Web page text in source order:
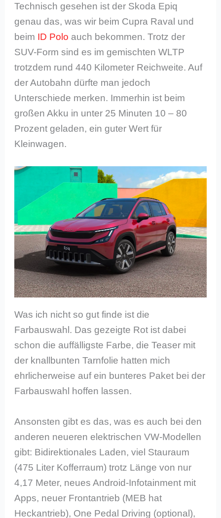
Technisch gesehen ist der Skoda Epiq
genau das, was wir beim Cupra Raval und
beim ID Polo auch bekommen. Trotz der
SUV-Form sind es im gemischten WLTP
trotzdem rund 440 Kilometer Reichweite. Auf
der Autobahn dürfte man jedoch
Unterschiede merken. Immerhin ist beim
großen Akku in unter 25 Minuten 10 – 80
Prozent geladen, ein guter Wert für
Kleinwagen.
Was ich nicht so gut finde ist die
Farbauswahl. Das gezeigte Rot ist dabei
schon die auffälligste Farbe, die Teaser mit
der knallbunten Tarnfolie hatten mich
ehrlicherweise auf ein bunteres Paket bei der
Farbauswahl hoffen lassen.
Ansonsten gibt es das, was es auch bei den
anderen neueren elektrischen VW-Modellen
gibt: Bidirektionales Laden, viel Stauraum
(475 Liter Kofferraum) trotz Länge von nur
4,17 Meter, neues Android-Infotainment mit
Apps, neuer Frontantrieb (MEB hat
Heckantrieb), One Pedal Driving (optional),